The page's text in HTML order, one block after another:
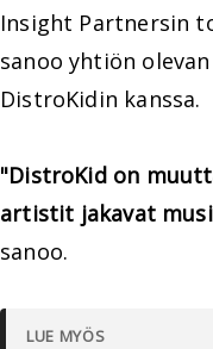
Insight Partnersin
sanoo yhtiön
DistroKidin kanssa.
"DistroKid on
artistit jakavat
sanoo.
LUE MYÖS